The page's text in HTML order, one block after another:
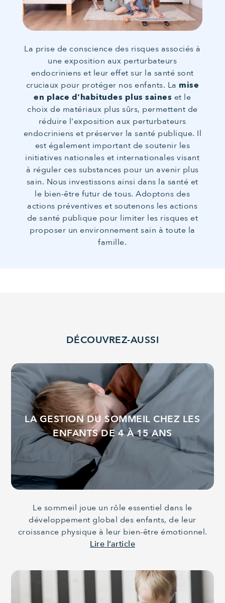
La prise de conscience des risques associés à
une exposition aux perturbateurs
endocriniens et leur effet sur la santé sont
cruciaux pour protéger nos enfants. La mise
en place d'habitudes plus saines et le
choix de matériaux plus sûrs, permettent de
réduire l'exposition aux perturbateurs
endocriniens et préserver la santé publique. Il
est également important de soutenir les
initiatives nationales et internationales visant
à réguler ces substances pour un avenir plus
sain. Nous investissons ainsi dans la santé et
le bien-être futur de tous. Adoptons des
actions préventives et soutenons les actions
de santé publique pour limiter les risques et
proposer un environnement sain à toute la
famille.
DÉCOUVREZ-AUSSI
LA GESTION DU SOMMEIL CHEZ LES
ENFANTS DE 4 À 15 ANS
Le sommeil joue un rôle essentiel dans le
développement global des enfants, de leur
croissance physique à leur bien-être émotionnel.
Lire l’article